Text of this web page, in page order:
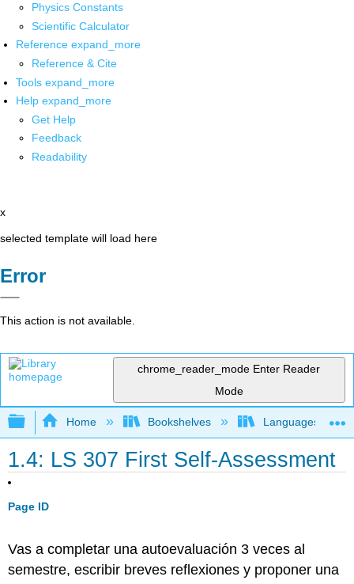
Physics Constants
Scientific Calculator
Reference expand_more
Reference & Cite
Tools expand_more
Help expand_more
Get Help
Feedback
Readability
x
selected template will load here
Error
This action is not available.
chrome_reader_mode Enter Reader
Mode
Expand/collapse global hierarchy
Home Bookshelves Languages
1.4: LS 307 First Self-Assessment
Page ID
Vas a completar una autoevaluación 3 veces al
semestre, escribir breves reflexiones y proponer una